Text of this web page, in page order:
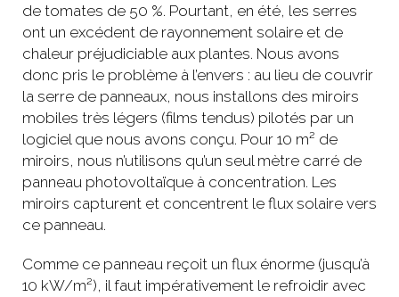
de tomates de 50 %. Pourtant, en été, les serres
ont un excédent de rayonnement solaire et de
chaleur préjudiciable aux plantes. Nous avons
donc pris le problème à l’envers : au lieu de couvrir
la serre de panneaux, nous installons des miroirs
mobiles très légers (films tendus) pilotés par un
logiciel que nous avons conçu. Pour 10 m² de
miroirs, nous n’utilisons qu’un seul mètre carré de
panneau photovoltaïque à concentration. Les
miroirs capturent et concentrent le flux solaire vers
ce panneau.
Comme ce panneau reçoit un flux énorme (jusqu’à
10 kW/m²), il faut impérativement le refroidir avec